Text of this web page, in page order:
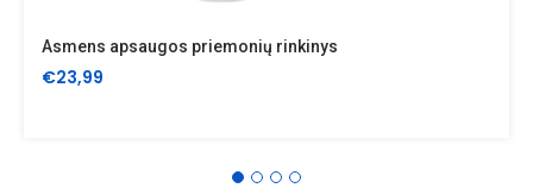
Asmens apsaugos priemonių rinkinys
€23,99